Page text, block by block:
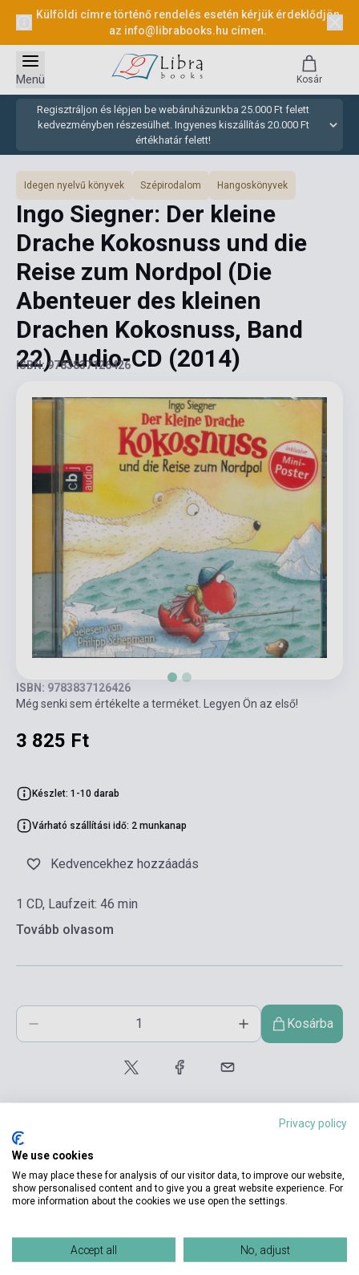
Külföldi címre történő rendelés esetén kérjük érdeklődjön
az info@librabooks.hu címen.
Regisztráljon és lépjen be webáruházunkba 25.000 Ft felett
kedvezményben részesülhet. Ingyenes kiszállítás 20.000 Ft
értékhatár felett!
Menü Kosár
Idegen nyelvű könyvek Szépirodalom Hangoskönyvek
Ingo Siegner: Der kleine
Drache Kokosnuss und die
Reise zum Nordpol (Die
Abenteuer des kleinen
Drachen Kokosnuss, Band
22) Audio-CD (2014)
ISBN: 9783837126426
ISBN: 9783837126426
Még senki sem értékelte a terméket. Legyen Ön az első!
3 825 Ft
Készlet: 1-10 darab
Várható szállítási idő: 2 munkanap
Kedvencekhez hozzáadás
1 CD, Laufzeit: 46 min
Tovább olvasom
Kosárba
Termékjellemzők
ISBN 9783837126426
Szerző Ingo Siegner
Privacy policy
We use cookies
We may place these for analysis of our visitor data, to improve our website,
show personalised content and to give you a great website experience. For
more information about the cookies we use open the settings.
Accept all No, adjust